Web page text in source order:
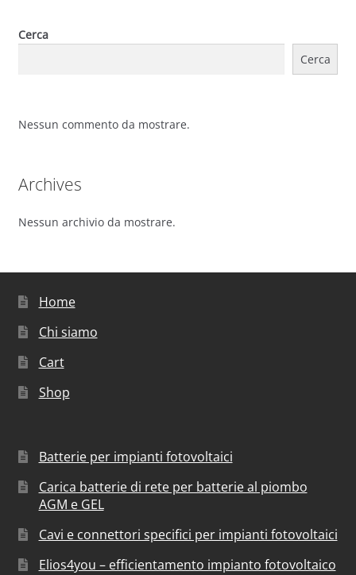
Cerca
Cerca
Nessun commento da mostrare.
Archives
Nessun archivio da mostrare.
Home
Chi siamo
Cart
Shop
Batterie per impianti fotovoltaici
Carica batterie di rete per batterie al piombo
AGM e GEL
Cavi e connettori specifici per impianti fotovoltaici
Elios4you – efficientamento impianto fotovoltaico